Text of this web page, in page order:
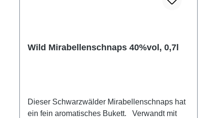
Wild Mirabellenschnaps 40%vol, 0,7l
Dieser Schwarzwälder Mirabellenschnaps hat
ein fein aromatisches Bukett. Verwandt mit